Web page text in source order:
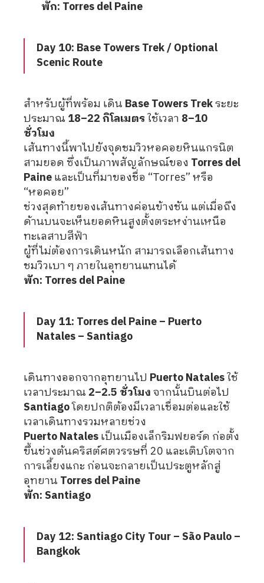
พัก: Torres del Paine
Day 10: Base Towers Trek / Optional
Scenic Route
สำหรับผู้ที่พร้อม เดิน Base Towers Trekระยะ
ประมาณ 18–22 กิโลเมตรใช้เวลา 8–10
ชั่วโมง
เส้นทางนี้พาไปยังจุดชมวิวหอคอยหินแกรนิต
สามยอด ซึ่งเป็นภาพสัญลักษณ์ของ Torres del
Paineและเป็นที่มาของชื่อ “Torres” หรือ
“หอคอย”
ช่วงสุดท้ายของเส้นทางค่อนข้างชัน แต่เมื่อถึง
ด้านบนจะเห็นยอดหินสูงตั้งตระหง่านเหนือ
ทะเลสาบสีฟ้า
ผู้ที่ไม่ต้องการเดินหนัก สามารถเลือกเส้นทาง
ชมวิวเบา ๆ ภายในอุทยานแทนได้
พัก: Torres del Paine
Day 11: Torres del Paine – Puerto
Natales – Santiago
เดินทางออกจากอุทยานไป Puerto Natalesใช้
เวลาประมาณ 2–2.5 ชั่วโมงจากนั้นบินต่อไป
Santiagoโดยปกติต้องมีเวลาเชื่อมต่อและใช้
เวลาเดินทางรวมหลายช่วง
Puerto Natalesเป็นเมืองเล็กริมฟยอร์ด ก่อตั้ง
ขึ้นช่วงต้นคริสต์ศตวรรษที่ 20 และเติบโตจาก
การเลี้ยงแกะ ก่อนจะกลายเป็นประตูหลักสู่
อุทยาน Torres del Paine
พัก: Santiago
Day 12: Santiago City Tour – São Paulo –
Bangkok